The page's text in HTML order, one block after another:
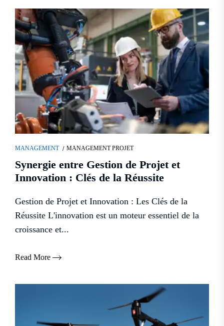
MANAGEMENT MANAGEMENT PROJET
Synergie entre Gestion de Projet et
Innovation : Clés de la Réussite
Gestion de Projet et Innovation : Les Clés de la
Réussite L'innovation est un moteur essentiel de la
croissance et...
Read More